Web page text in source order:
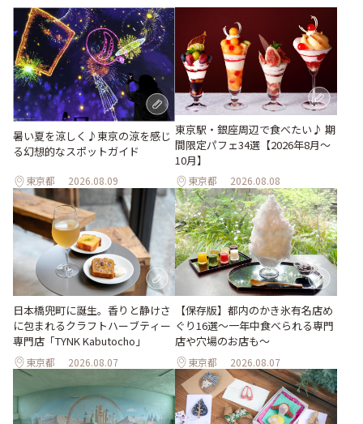
暑い夏を涼しく♪東京の涼を感じ
る幻想的なスポットガイド
東京都 2026.08.09
東京駅・銀座周辺で食べたい♪ 期
間限定パフェ34選【2026年8月～
10月】
東京都 2026.08.08
日本橋兜町に誕生。香りと静けさ
に包まれるクラフトハーブティー
専門店「TYNK Kabutocho」
東京都 2026.08.07
【保存版】都内のかき氷有名店め
ぐり16選～一年中食べられる専門
店や穴場のお店も～
東京都 2026.08.07